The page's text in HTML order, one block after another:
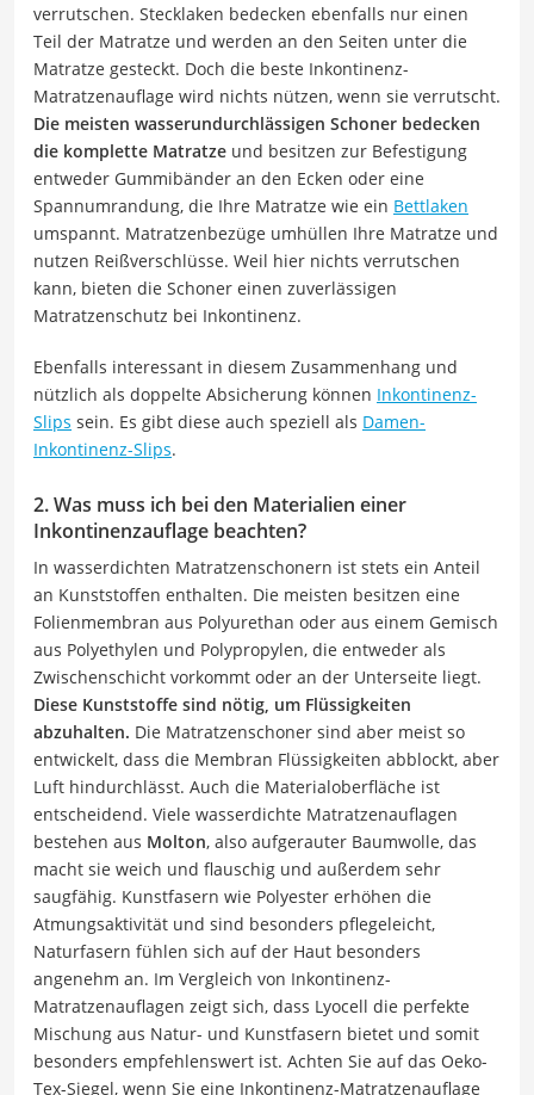
verrutschen. Stecklaken bedecken ebenfalls nur einen
Teil der Matratze und werden an den Seiten unter die
Matratze gesteckt. Doch die beste Inkontinenz-
Matratzenauflage wird nichts nützen, wenn sie verrutscht.
Die meisten wasserundurchlässigen Schoner bedecken
die komplette Matratze und besitzen zur Befestigung
entweder Gummibänder an den Ecken oder eine
Spannumrandung, die Ihre Matratze wie ein Bettlaken
umspannt. Matratzenbezüge umhüllen Ihre Matratze und
nutzen Reißverschlüsse. Weil hier nichts verrutschen
kann, bieten die Schoner einen zuverlässigen
Matratzenschutz bei Inkontinenz.
Ebenfalls interessant in diesem Zusammenhang und
nützlich als doppelte Absicherung können Inkontinenz-
Slips sein. Es gibt diese auch speziell als Damen-
Inkontinenz-Slips.
2. Was muss ich bei den Materialien einer
Inkontinenzauflage beachten?
In wasserdichten Matratzenschonern ist stets ein Anteil
an Kunststoffen enthalten. Die meisten besitzen eine
Folienmembran aus Polyurethan oder aus einem Gemisch
aus Polyethylen und Polypropylen, die entweder als
Zwischenschicht vorkommt oder an der Unterseite liegt.
Diese Kunststoffe sind nötig, um Flüssigkeiten
abzuhalten. Die Matratzenschoner sind aber meist so
entwickelt, dass die Membran Flüssigkeiten abblockt, aber
Luft hindurchlässt. Auch die Materialoberfläche ist
entscheidend. Viele wasserdichte Matratzenauflagen
bestehen aus Molton, also aufgerauter Baumwolle, das
macht sie weich und flauschig und außerdem sehr
saugfähig. Kunstfasern wie Polyester erhöhen die
Atmungsaktivität und sind besonders pflegeleicht,
Naturfasern fühlen sich auf der Haut besonders
angenehm an. Im Vergleich von Inkontinenz-
Matratzenauflagen zeigt sich, dass Lyocell die perfekte
Mischung aus Natur- und Kunstfasern bietet und somit
besonders empfehlenswert ist. Achten Sie auf das Oeko-
Tex-Siegel, wenn Sie eine Inkontinenz-Matratzenauflage